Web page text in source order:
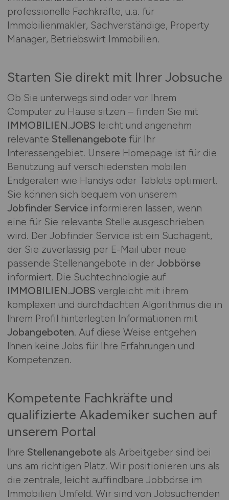
professionelle Fachkräfte, u.a. für
Immobilienmakler, Sachverständige, Property
Manager, Betriebswirt Immobilien.
Starten Sie direkt mit Ihrer Jobsuche
Ob Sie unterwegs sind oder vor Ihrem
Computer zu Hause sitzen – finden Sie mit
IMMOBILIEN.JOBS leicht und angenehm
relevante Stellenangebotefür Ihr
Interessengebiet. Unsere Homepage ist für die
Benutzung auf verschiedensten mobilen
Endgeräten wie Handys oder Tablets optimiert.
Sie können sich bequem von unserem
Jobfinder Serviceinformieren lassen, wenn
eine für Sie relevante Stelle ausgeschrieben
wird. Der Jobfinder Service ist ein Suchagent,
der Sie zuverlässig per E-Mail über neue
passende Stellenangebote in der Jobbörse
informiert. Die Suchtechnologie auf
IMMOBILIEN.JOBS vergleicht mit ihrem
komplexen und durchdachten Algorithmus die in
Ihrem Profil hinterlegten Informationen mit
Jobangeboten. Auf diese Weise entgehen
Ihnen keine Jobs für Ihre Erfahrungen und
Kompetenzen.
Kompetente Fachkräfte und
qualifizierte Akademiker suchen auf
unserem Portal
Ihre Stellenangeboteals Arbeitgeber sind bei
uns am richtigen Platz. Wir positionieren uns als
die zentrale, leicht auffindbare Jobbörse im
Immobilien Umfeld. Wir sind von Jobsuchenden